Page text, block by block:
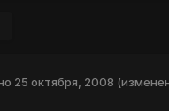
25 октября, 2008